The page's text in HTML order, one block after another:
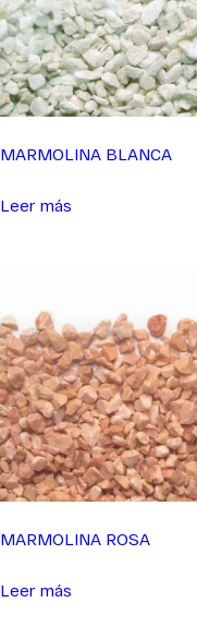
MARMOLINA BLANCA
Leer más
MARMOLINA ROSA
Leer más